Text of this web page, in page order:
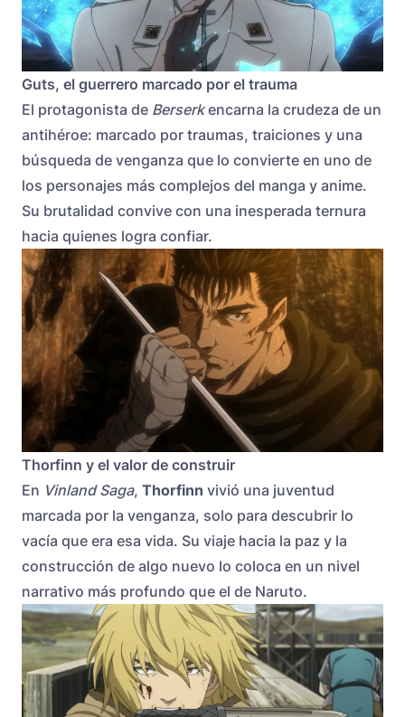
Guts, el guerrero marcado por el trauma
El protagonista de Berserkencarna la crudeza de un
antihéroe: marcado por traumas, traiciones y una
búsqueda de venganza que lo convierte en uno de
los personajes más complejos del manga y anime.
Su brutalidad convive con una inesperada ternura
hacia quienes logra confiar.
Thorfinn y el valor de construir
En Vinland Saga, Thorfinn vivió una juventud
marcada por la venganza, solo para descubrir lo
vacía que era esa vida. Su viaje hacia la paz y la
construcción de algo nuevo lo coloca en un nivel
narrativo más profundo que el de Naruto.